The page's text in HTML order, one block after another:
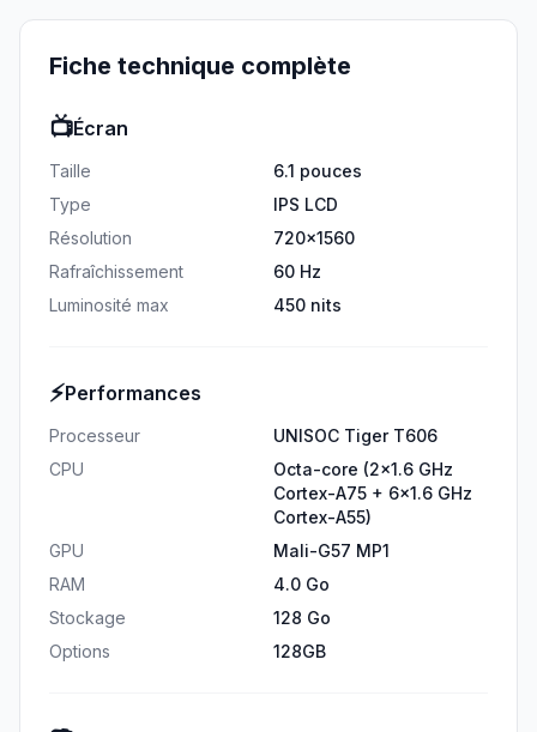
Fiche technique complète
📺Écran
Taille
6.1 pouces
Type
IPS LCD
Résolution
720x1560
Rafraîchissement
60 Hz
Luminosité max
450 nits
⚡Performances
Processeur
UNISOC Tiger T606
CPU
Octa-core (2x1.6 GHz
Cortex-A75 + 6x1.6 GHz
Cortex-A55)
GPU
Mali-G57 MP1
RAM
4.0 Go
Stockage
128 Go
Options
128GB